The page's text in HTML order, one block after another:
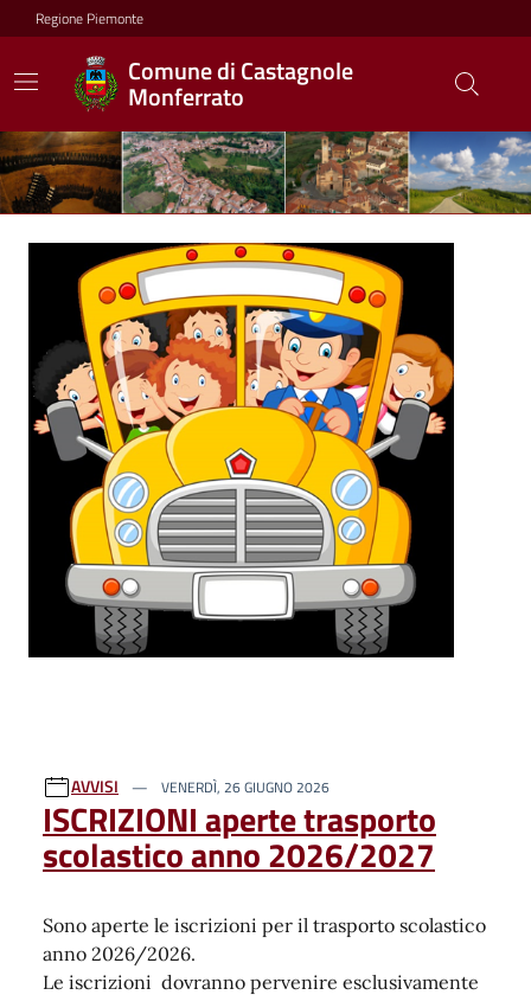
Regione Piemonte
Comune di Castagnole
Monferrato
Ultime notizie
AVVISI VENERDÌ, 26 GIUGNO 2026
ISCRIZIONI aperte trasporto
scolastico anno 2026/2027
Sono aperte le iscrizioni per il trasporto scolastico
anno 2026/2026.
Le iscrizioni dovranno pervenire esclusivamente